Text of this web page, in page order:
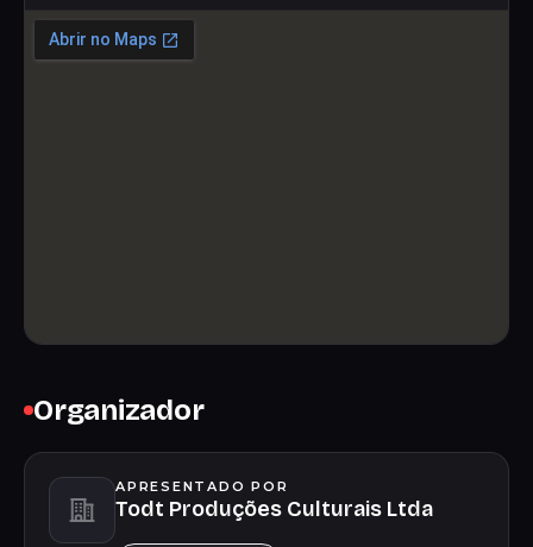
Organizador
APRESENTADO POR
Todt Produções Culturais Ltda